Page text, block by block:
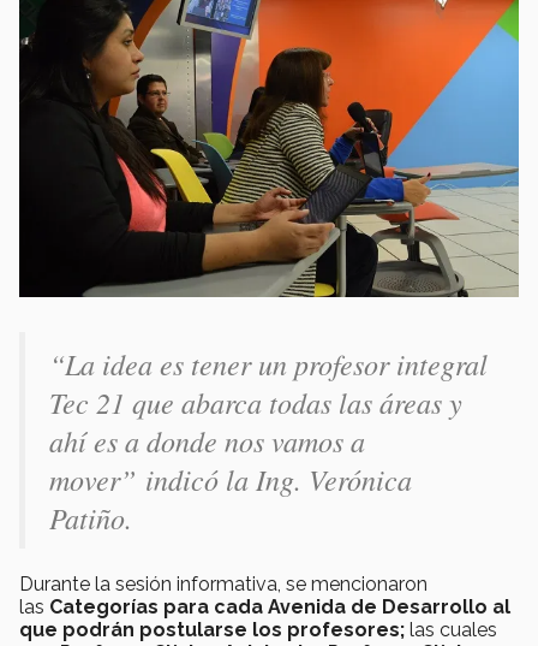
“La idea es tener un profesor integral
Tec 21 que abarca todas las áreas y
ahí es a donde nos vamos a
mover” indicó la Ing. Verónica
Patiño.
Durante la sesión informativa, se mencionaron
las Categorías para cada Avenida de Desarrollo al
que podrán postularse los profesores; las cuales